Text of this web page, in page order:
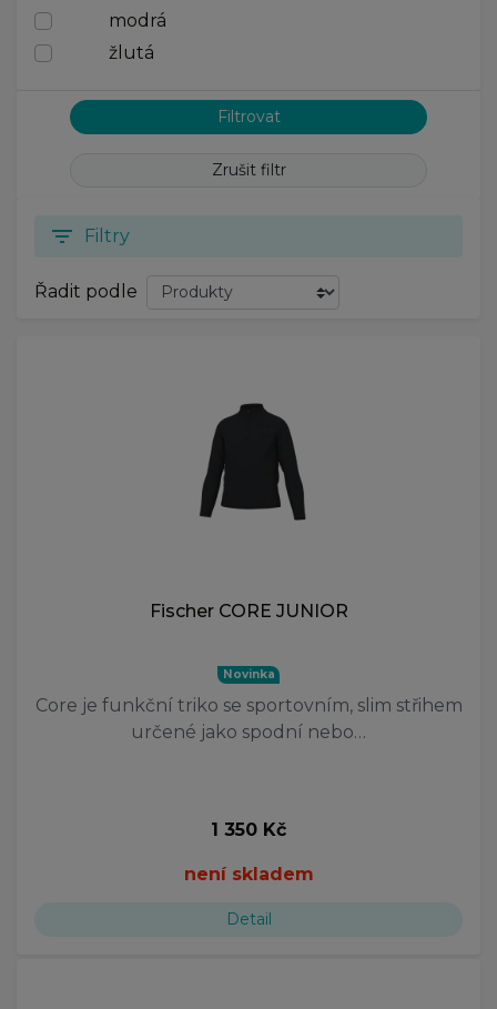
modrá
žlutá
Zrušit filtr
filter_list Filtry
Řadit podle
Fischer CORE JUNIOR
Novinka
Core je funkční triko se sportovním, slim střihem
určené jako spodní nebo…
1 350 Kč
není skladem
Detail